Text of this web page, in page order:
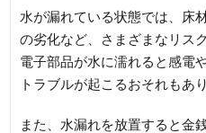
水が漏れている状態では、床
の劣化など、さまざまなリス
電子部品が水に濡れると感電
トラブルが起こるおそれもあ
また、水漏れを放置すると金